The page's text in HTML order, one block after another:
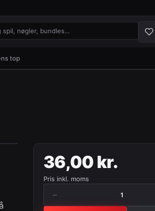
nøgler og bundles
top
36,00 kr.
Pris inkl. moms
− 1